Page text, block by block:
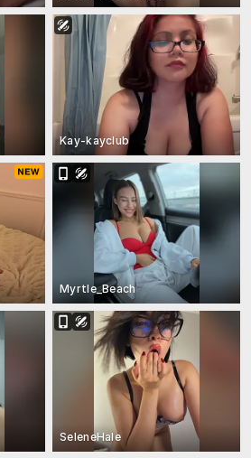
Kay-kayclub
Myrtle_Beach
SeleneHale